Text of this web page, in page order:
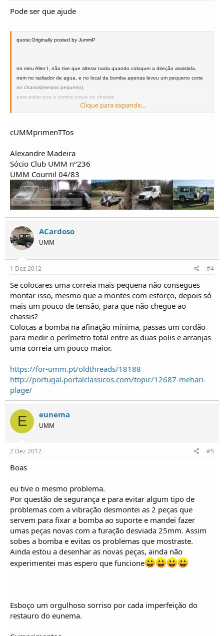
Pode ser que ajude
quote:Originally posted by JummP
no meu Alter I, não tive que alterar nada quando coloquei a direção assistida,
nem no radiador de agua, e no local da bomba apenas levou um pequeno corte
no chassis(mesmo pequeno)
para evitar que a correia toque no chassis.
Nem agora com o radiador do turbo, tive que alterar a posição da cx de direção
Póvoa de Varzim
Clique para expandir...
cUMMprimenTTos
Alexandre Madeira
Sócio Club UMM nº236
UMM Cournil 04/83
ACardoso
UMM
1 Dez 2012 #4
Se colocares uma correia mais pequena não consegues
montar isso, mesmo que a montes com esforço, depois só
mais um pouco de tensão, para que não chegue ao
chassis?
Colocas a bomba na afinação mínima, passas um cordão
para medir o perímetro total entre as duas polis e arranjas
uma correia um pouco maior.
https://for-umm.pt/oldthreads/18188
http://portugal.portalclassicos.com/topic/12687-mehari-
plage/
E eunema
UMM
2 Dez 2012 #5
Boas
eu tive o mesmo problema.
Por questão de segurança e para evitar algum tipo de
problemas com a vibração desmontei as 2 peças que
servem para fixar a bomba ao suporte e mandei fazer
umas peças novas com a furação desviada 25mm. Assim
sobes a bomba e evitas os problemas que mostraste.
Ainda estou a desenhar as novas peças, ainda não
experimentei mas espero que funcione
Esboço um orgulhoso sorriso por cada imperfeição do
restauro do eunema.